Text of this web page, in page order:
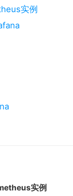
实例
实例